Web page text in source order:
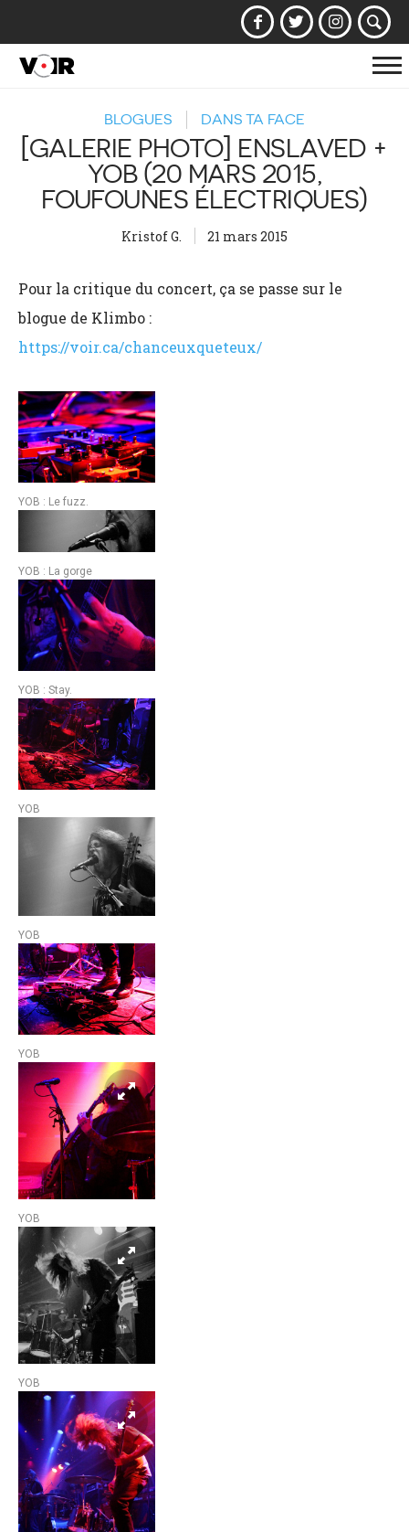
BLOGUES DANS TA FACE
[GALERIE PHOTO] ENSLAVED +
YOB (20 MARS 2015,
FOUFOUNES ÉLECTRIQUES)
Kristof G. 21 mars 2015
Pour la critique du concert, ça se passe sur le
blogue de Klimbo :
https://voir.ca/chanceuxqueteux/
YOB : Le fuzz.
YOB : La gorge
YOB : Stay.
YOB
YOB
YOB
YOB
YOB